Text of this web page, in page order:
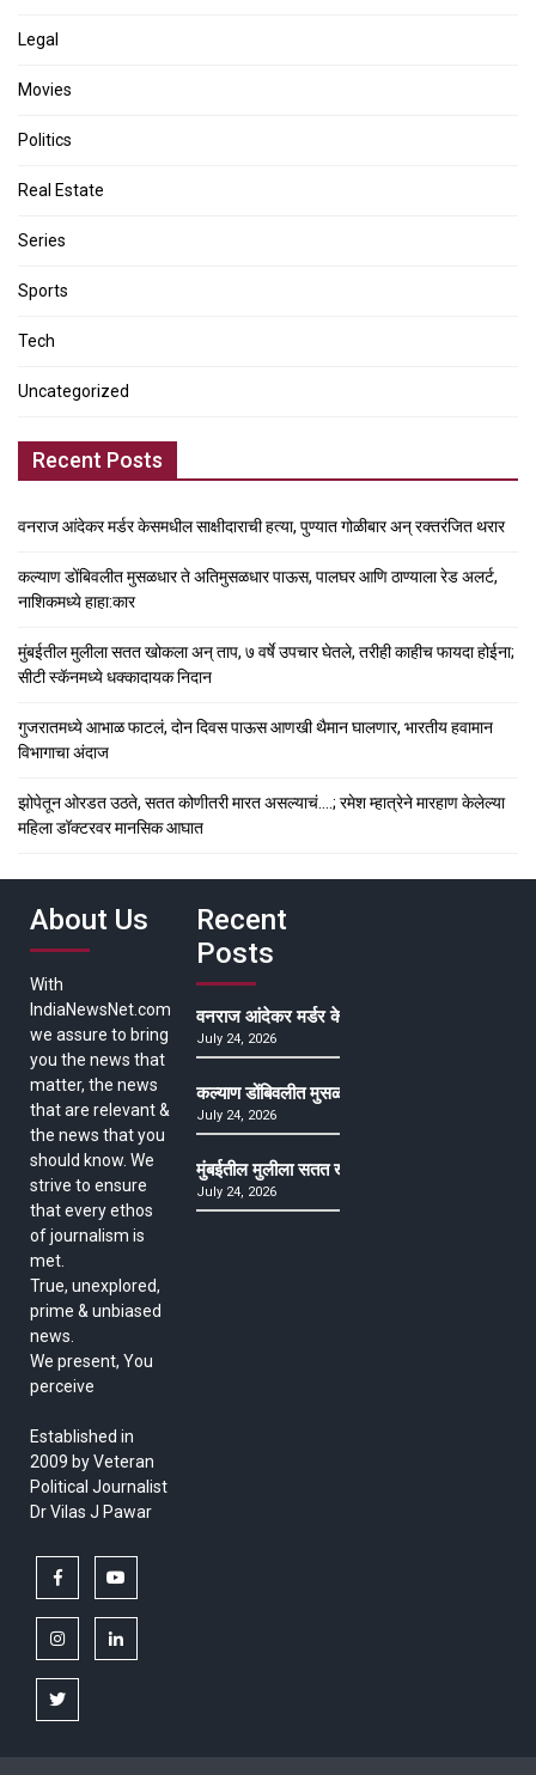
Legal
Movies
Politics
Real Estate
Series
Sports
Tech
Uncategorized
Recent Posts
वनराज आंदेकर मर्डर केसमधील साक्षीदाराची हत्या, पुण्यात गोळीबार अन् रक्तरंजित थरार
कल्याण डोंबिवलीत मुसळधार ते अतिमुसळधार पाऊस, पालघर आणि ठाण्याला रेड अलर्ट,
नाशिकमध्ये हाहा:कार
मुंबईतील मुलीला सतत खोकला अन् ताप, ७ वर्षे उपचार घेतले, तरीही काहीच फायदा होईना;
सीटी स्कॅनमध्ये धक्कादायक निदान
गुजरातमध्ये आभाळ फाटलं, दोन दिवस पाऊस आणखी थैमान घालणार, भारतीय हवामान
विभागाचा अंदाज
झोपेतून ओरडत उठते, सतत कोणीतरी मारत असल्याचं….; रमेश म्हात्रेने मारहाण केलेल्या
महिला डॉक्टरवर मानसिक आघात
About Us
With
IndiaNewsNet.com
we assure to bring
you the news that
matter, the news
that are relevant &
the news that you
should know. We
strive to ensure
that every ethos
of journalism is
met.
True, unexplored,
prime & unbiased
news.
We present, You
perceive
Established in
2009 by Veteran
Political Journalist
Dr Vilas J Pawar
facebook
instagramlinkedin
twitter
Recent
Posts
वनराज आंदेकर मर्डर केसमधील साक्षीदाराची हत्या,
July 24, 2026
कल्याण डोंबिवलीत मुसळधार ते अतिमुसळधार पाऊस,
July 24, 2026
मुंबईतील मुलीला सतत खोकला अन् ताप, ७ वर्षे उपचार
July 24, 2026